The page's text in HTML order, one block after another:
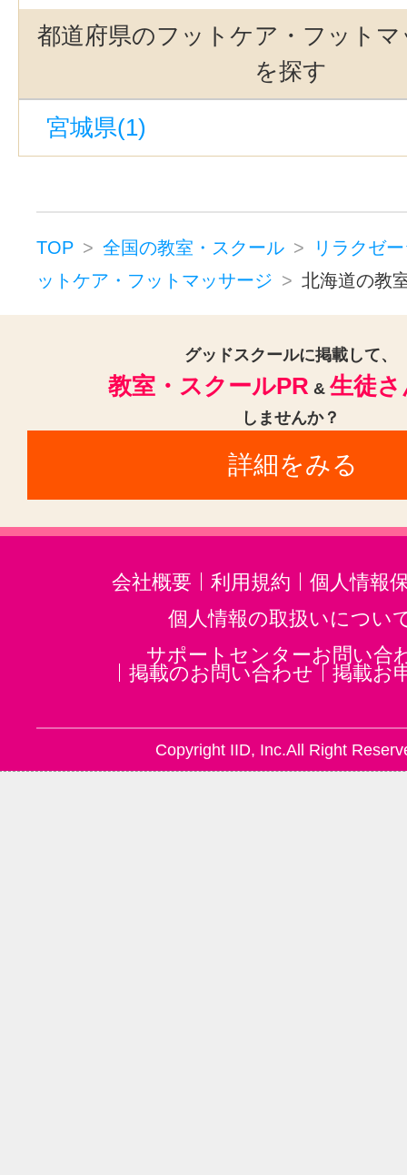
アーユルヴェーダ(3)
整体・矯
カイロプラクティック(2)
リフレクソロジー(1)
ヒーリン
マッサージ(6)
タイ古式マッサージ(4)
ヘッドマッサージ・ヘッドスパ
スウェディッシュマッサージ(4)
バリニーズ(1)
ロミロミマッサ
リラクゼーションその他(7)
都道府県のフットケア・フット
を探す
宮城県(1)
TOP 全国の教室・スクール
リラクゼ
ットケア・フットマッサージ
北海道の教
グッドスクールに掲載して、
教室・スクールPR & 生徒
しませんか？
詳細をみる
会社概要 利用規約
個人情報
個人情報の取扱いについ
サポートセンターお問い合
掲載のお問い合わせ
掲載お
Copyright IID, Inc.All Right